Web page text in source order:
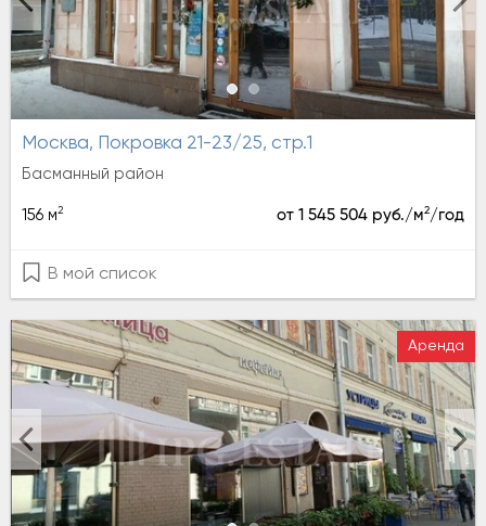
Москва, Покровка 21-23/25, стр.1
Басманный район
156 м2 от 1 545 504 руб./м2/год
В мой список
Аренда